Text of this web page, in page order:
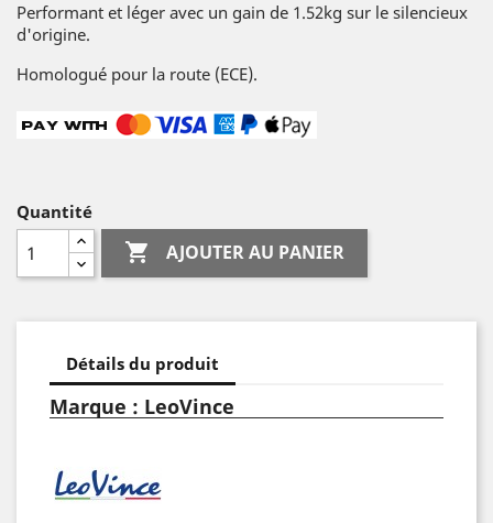
Performant et léger avec un gain de 1.52kg sur le silencieux
d'origine.
Homologué pour la route (ECE).
Quantité
 AJOUTER AU PANIER
Détails du produit
Marque : LeoVince